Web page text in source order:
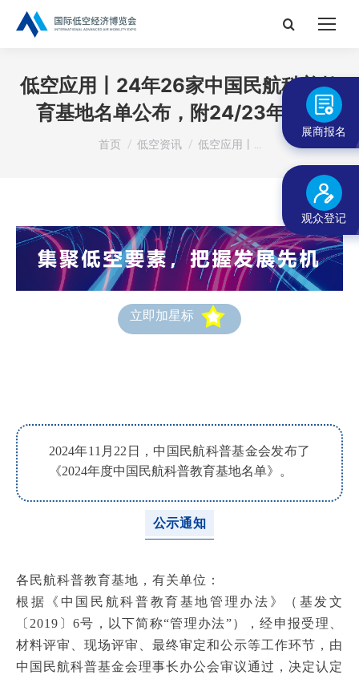
搜
低空应用丨24年26家中国民航科普教
育基地名单公布，附24/23年名单
您在这里：
首页 低空资讯 低空应用丨…
立即加星标
2024年11月22日，中国民航科普基金会发布了
《2024年度中国民航科普教育基地名单》。
公示通知
各民航科普教育基地，有关单位：
根据《中国民航科普教育基地管理办法》（基发文
〔2019〕6号，以下简称“管理办法”），经申报受理、
材料评审、现场评审、最终审定和公示等工作环节，由
中国民航科普基金会理事长办公会审议通过，决定认定
展商报名
观众登记